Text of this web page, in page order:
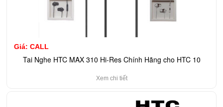
Giá:CALL
Tai Nghe HTC MAX 310 Hi-Res Chính Hãng cho HTC 10
Xem chi tiết